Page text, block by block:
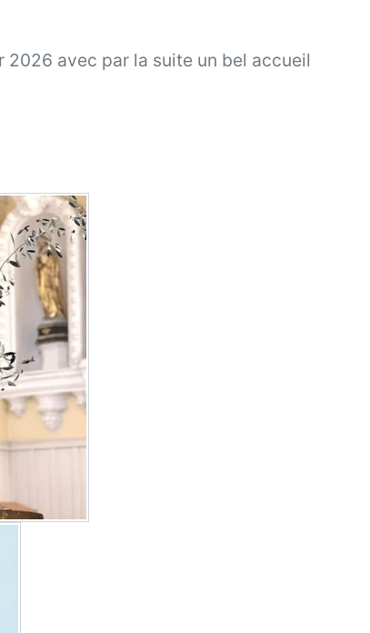
2026 avec par la suite un bel accueil